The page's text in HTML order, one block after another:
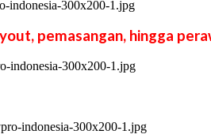
pemasangan, hingga